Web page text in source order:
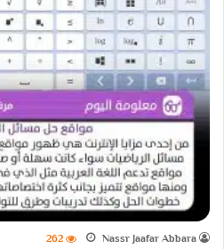
Nassr Jaafar Abbara
262